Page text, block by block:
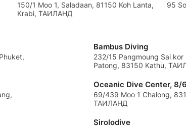
150/1 Moo 1, Saladaan, 81150 Koh Lanta,
Krabi, ТАИЛАНД
95
Bambus Diving
232/15 Pangmoung Sai kor
Patong, 83150 Kathu,
69/439 Moo 1 Chalong,
ТАИЛАНД
Sirolodive
персонализированной рекламы
персонализированного контента